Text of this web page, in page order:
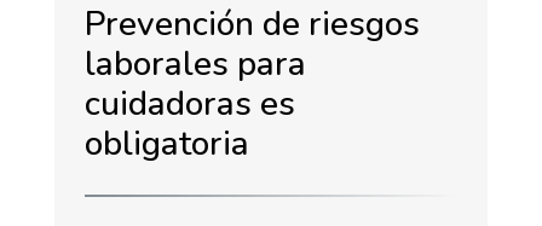
Prevención de riesgos
laborales para
cuidadoras es
obligatoria